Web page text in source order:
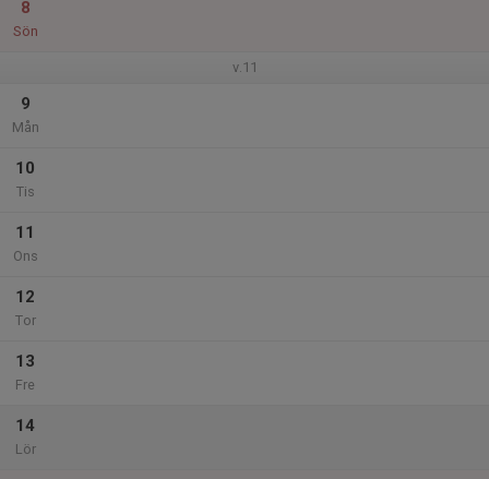
8
Sön
v.11
9
Mån
10
Tis
11
Ons
12
Tor
13
Fre
14
Lör